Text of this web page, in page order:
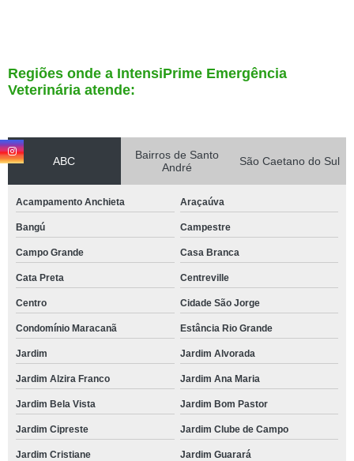
Regiões onde a IntensiPrime Emergência
Veterinária atende:
ABC
Bairros de Santo
André
São Caetano do Sul
Acampamento Anchieta Araçaúva
Bangú Campestre
Campo Grande Casa Branca
Cata Preta Centreville
Centro Cidade São Jorge
Condomínio Maracanã Estância Rio Grande
Jardim Jardim Alvorada
Jardim Alzira Franco Jardim Ana Maria
Jardim Bela Vista Jardim Bom Pastor
Jardim Cipreste Jardim Clube de Campo
Jardim Cristiane Jardim Guarará